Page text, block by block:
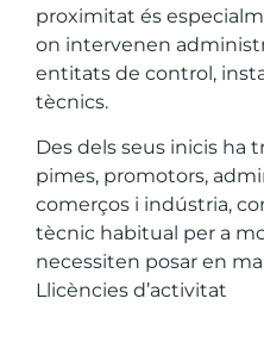
proximitat és
on intervenen
entitats de control,
tècnics.
Des dels seus inicis ha
pimes, promotors,
comerços i indústria,
tècnic habitual per a
necessiten posar en
Llicències d’activitat